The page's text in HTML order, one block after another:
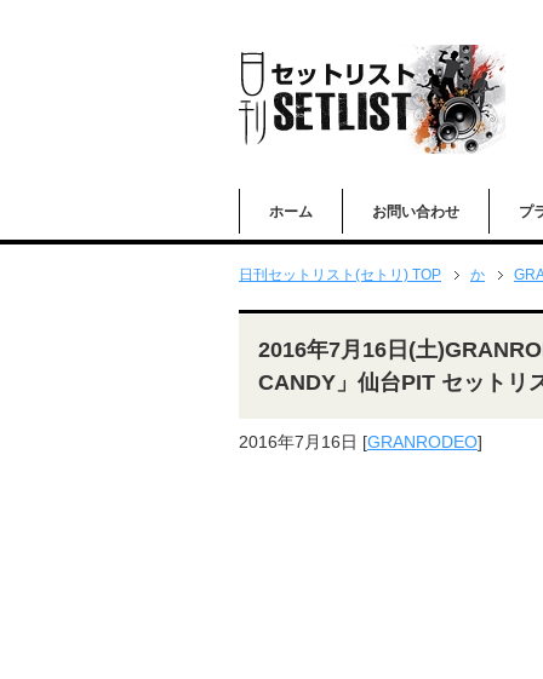
ホーム お問い合わせ プ
日刊セットリスト(セトリ) TOP か
2016年7月16日(土
CANDY」仙台PIT セットリ
2016年7月16日 [GRANRODEO]